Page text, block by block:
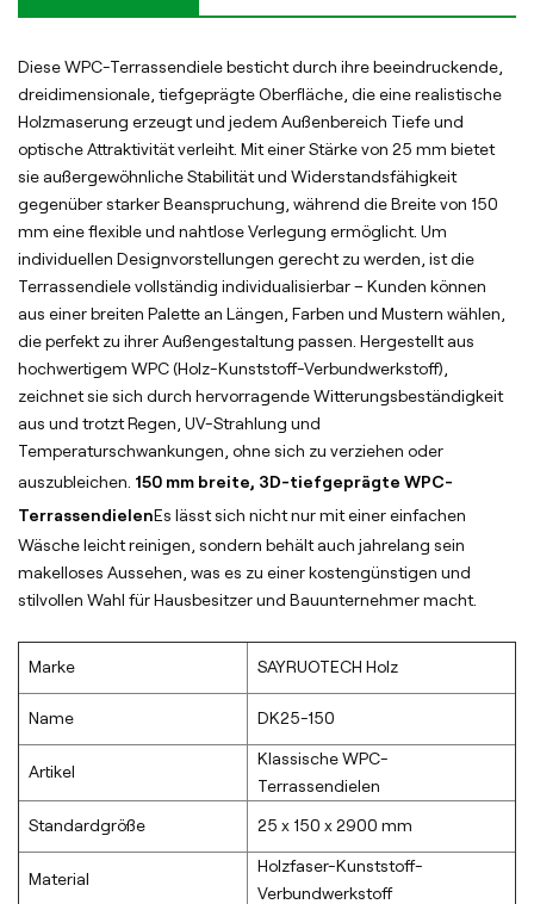
Diese WPC-Terrassendiele besticht durch ihre beeindruckende,
dreidimensionale, tiefgeprägte Oberfläche, die eine realistische
Holzmaserung erzeugt und jedem Außenbereich Tiefe und
optische Attraktivität verleiht. Mit einer Stärke von 25 mm bietet
sie außergewöhnliche Stabilität und Widerstandsfähigkeit
gegenüber starker Beanspruchung, während die Breite von 150
mm eine flexible und nahtlose Verlegung ermöglicht. Um
individuellen Designvorstellungen gerecht zu werden, ist die
Terrassendiele vollständig individualisierbar – Kunden können
aus einer breiten Palette an Längen, Farben und Mustern wählen,
die perfekt zu ihrer Außengestaltung passen. Hergestellt aus
hochwertigem WPC (Holz-Kunststoff-Verbundwerkstoff),
zeichnet sie sich durch hervorragende Witterungsbeständigkeit
aus und trotzt Regen, UV-Strahlung und
Temperaturschwankungen, ohne sich zu verziehen oder
auszubleichen. 150 mm breite, 3D-tiefgeprägte WPC-
TerrassendielenEs lässt sich nicht nur mit einer einfachen
Wäsche leicht reinigen, sondern behält auch jahrelang sein
makelloses Aussehen, was es zu einer kostengünstigen und
stilvollen Wahl für Hausbesitzer und Bauunternehmer macht.
Marke SAYRUOTECH Holz
Name DK25-150
Artikel
Klassische WPC-
Terrassendielen
Standardgröße 25 x 150 x 2900 mm
Material
Holzfaser-Kunststoff-
Verbundwerkstoff